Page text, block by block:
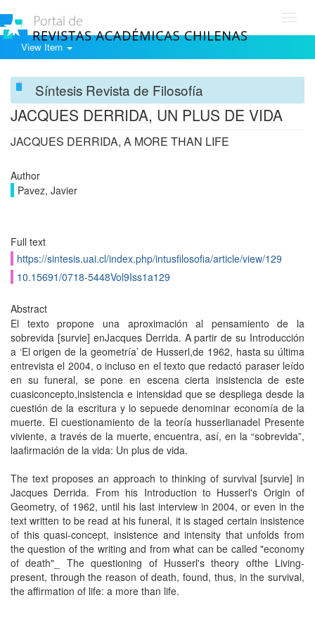
View Item
Síntesis Revista de Filosofía
JACQUES DERRIDA, UN PLUS DE VIDA
JACQUES DERRIDA, A MORE THAN LIFE
Author
Pavez, Javier
Full text
https://sintesis.uai.cl/index.php/intusfilosofia/article/view/129
10.15691/0718-5448Vol9Iss1a129
Abstract
El texto propone una aproximación al pensamiento de la
sobrevida [survie] enJacques Derrida. A partir de su Introducción
a ‘El origen de la geometría’ de Husserl,de 1962, hasta su última
entrevista el 2004, o incluso en el texto que redactó paraser leído
en su funeral, se pone en escena cierta insistencia de este
cuasiconcepto,insistencia e intensidad que se despliega desde la
cuestión de la escritura y lo sepuede denominar economía de la
muerte. El cuestionamiento de la teoría husserlianadel Presente
viviente, a través de la muerte, encuentra, así, en la “sobrevida”,
laafirmación de la vida: Un plus de vida.
The text proposes an approach to thinking of survival [survie] in
Jacques Derrida. From his Introduction to Husserl's Origin of
Geometry, of 1962, until his last interview in 2004, or even in the
text written to be read at his funeral, it is staged certain insistence
of this quasi-concept, insistence and intensity that unfolds from
the question of the writing and from what can be called "economy
of death"_ The questioning of Husserl's theory ofthe Living-
present, through the reason of death, found, thus, in the survival,
the affirmation of life: a more than life.